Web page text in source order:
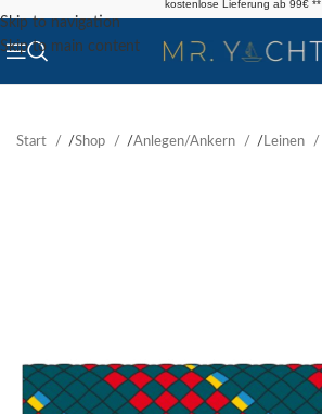
Skip to navigation
Skip to main content
kostenlose Lieferung ab 99€ **
Start /Shop /Anlegen/Ankern / Leinen